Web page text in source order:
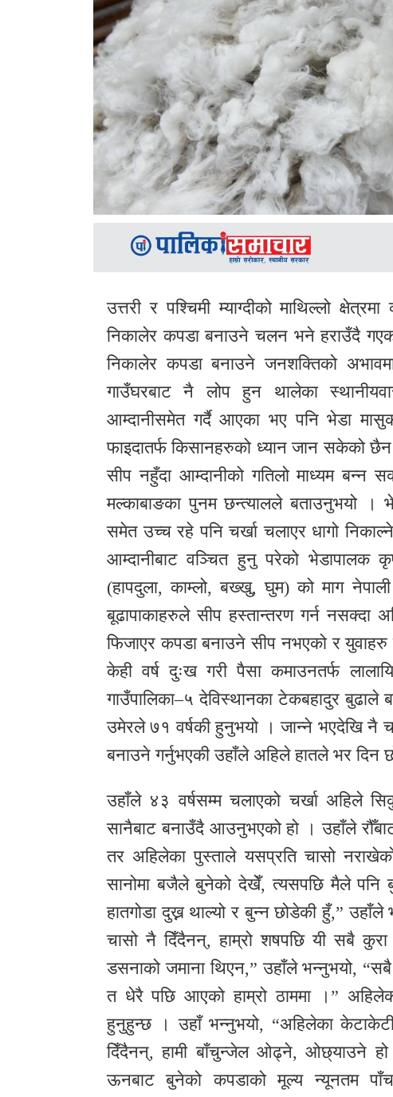
उत्तरी र पश्चिमी म्याग्दीको माथिल्लो
निकालेर कपडा बनाउने चलन भने हराउँदै
निकालेर कपडा बनाउने जनशक्तिको
गाउँघरबाट नै लोप हुन थालेका
आम्दानीसमेत गर्दै आएका भए पनि भेडा
फाइदातर्फ किसानहरुको ध्यान जान सकेको
सीप नहुँदा आम्दानीको गतिलो माध्यम
मल्काबाङका पुनम छन्त्यालले बताउनुभयो ।
समेत उच्च रहे पनि चर्खा चलाएर धागो
आम्दानीबाट वञ्चित हुनु परेको
(हापदुला, काम्लो, बख्खु, घुम) को माग
बूढापाकाहरुले सीप हस्तान्तरण गर्न नसक्दा
फिजाएर कपडा बनाउने सीप नभएको र युवाहरु
केही वर्ष दुःख गरी पैसा कमाउनतर्फ
गाउँपालिका–५ देविस्थानका टेकबहादुर बुढाले
उमेरले ७१ वर्षकी हुनुभयो । जान्ने भएदेखि नै
बनाउने गर्नुभएकी उहाँले अहिले हातले भर दिन
उहाँले ४३ वर्षसम्म चलाएको चर्खा अहिले
सानैबाट बनाउँदै आउनुभएको हो । उहाँले
तर अहिलेका पुस्ताले यसप्रति चासो
सानोमा बजैले बुनेको देखेँ, त्यसपछि मैले पनि
हातगोडा दुख्न थाल्यो र बुन्न छोडेकी हुँ,”
चासो नै दिँदैनन्, हाम्रो शषपछि यी सबै
डसनाको जमाना थिएन,” उहाँले भन्नुभयो,
त धेरै पछि आएको हाम्रो ठाममा ।”
हुनुहुन्छ । उहाँ भन्नुभयो, “अहिलेका
दिँदैनन्, हामी बाँचुन्जेल ओढ्ने, ओछ्याउने हो
ऊनबाट बुनेको कपडाको मूल्य न्यूनतम